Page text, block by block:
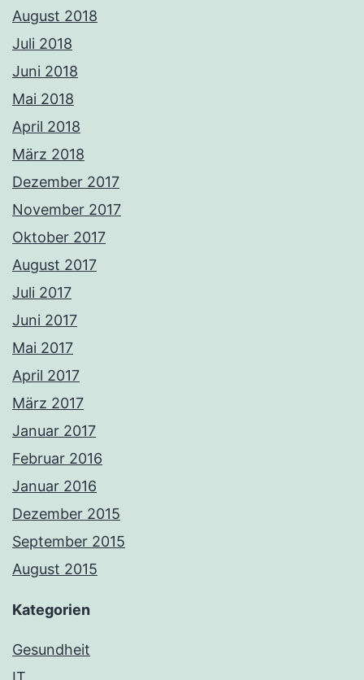
August 2018
Juli 2018
Juni 2018
Mai 2018
April 2018
März 2018
Dezember 2017
November 2017
Oktober 2017
August 2017
Juli 2017
Juni 2017
Mai 2017
April 2017
März 2017
Januar 2017
Februar 2016
Januar 2016
Dezember 2015
September 2015
August 2015
Kategorien
Gesundheit